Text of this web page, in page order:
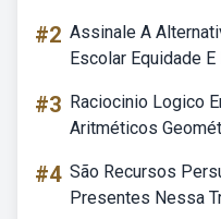
#2 Assinale A
Escolar Equidade
#3 Raciocinio Logico
Aritméticos
#4 São Recursos
Presentes Nessa